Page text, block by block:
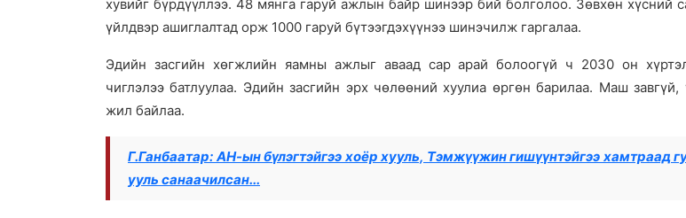
хувийг бүрдүүллээ. 48 мянга гаруй ажлын байр шинээр бий болголоо. Зөвхөн хүсний
үйлдвэр ашиглалтад орж 1000 гаруй бүтээгдэхүүнээ шинэчилж гаргалаа.
Эдийн засгийн хөгжлийн яамны ажлыг аваад сар арай болоогүй ч 2030 он
чиглэлээ батлуулаа. Эдийн засгийн эрх чөлөөний хуулиа өргөн барилаа. Маш завгүй,
жил байлаа.
Г.Ганбаатар: АН-ын бүлэгтэйгээ хоёр хууль, Тэмжүүжин гишүүнтэйгээ хамтраад
ууль санаачилсан...